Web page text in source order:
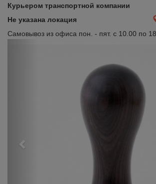
Курьером транспортной компании
Не указана локация
Самовывоз из офиса пон. - пят. с 10.00 по